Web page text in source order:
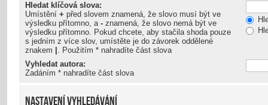
Hledat klíčová slova:
Umístění + před slovem znamená, že slovo musí být ve
výsledku přítomno, a - znamená, že slovo nemá být ve
výsledku přítomno. Pokud chcete, aby stačila shoda pouze
s jedním z více slov, umístěte je do závorek oddělené
znakem
. Použitím * nahradíte část slova
Vyhledat autora:
Zadáním * nahradíte část slova
NASTAVENÍ VYHLEDÁVÁNÍ